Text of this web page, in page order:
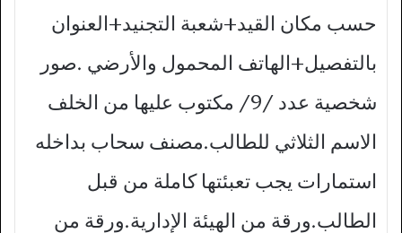
حسب مكان القيد+شعبة التجنيد+العنوان
بالتفصيل+الهاتف المحمول والأرضي .صور
شخصية عدد /9/ مكتوب عليها من الخلف
الاسم الثلاثي للطالب.مصنف سحاب بداخله
استمارات يجب تعبئتها كاملة من قبل
الطالب.ورقة من الهيئة الإدارية.ورقة من